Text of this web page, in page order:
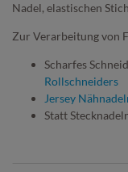
Nadel, elastischen
Zur Verarbeitung von
Scharfes
Rollschneiders
Jersey
Statt